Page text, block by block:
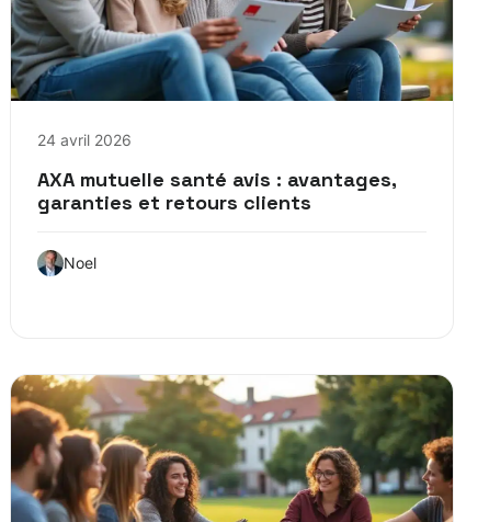
24 avril 2026
AXA mutuelle santé avis : avantages,
garanties et retours clients
Noel